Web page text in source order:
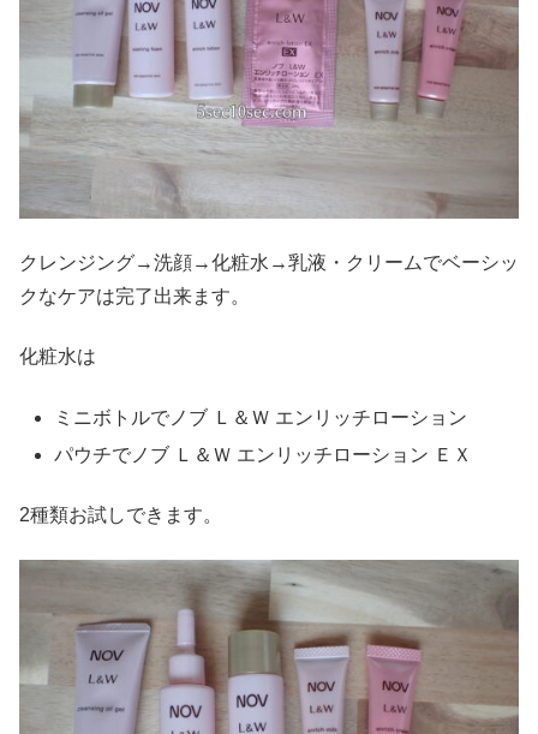
クレンジング→洗顔→化粧水→乳液・クリームでベーシッ
クなケアは完了出来ます。
化粧水は
ミニボトルでノブ Ｌ＆Ｗ エンリッチローション
パウチでノブ Ｌ＆Ｗ エンリッチローション ＥＸ
2種類お試しできます。